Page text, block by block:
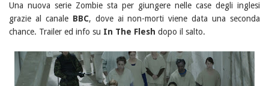
Una nuova serie Zombie sta per giungere nelle case degli inglesi
grazie al canale BBC, dove ai non-morti viene data una seconda
chance. Trailer ed info su In The Flesh dopo il salto.